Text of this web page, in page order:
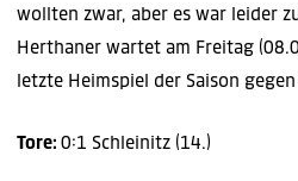
wollten zwar, aber es war leider
Herthaner wartet am Freitag
letzte Heimspiel der Saison
Tore: 0:1 Schleinitz (14.)